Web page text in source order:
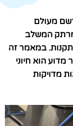
מעולם
המשלב
במאמר זה
הוא חיוני
מדויקות